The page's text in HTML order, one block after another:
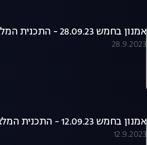
אמנון בחמש 28.09.23 - התכנית המלאה
28.9.2023
אמנון בחמש 12.09.23 - התכנית המלאה
12.9.2023